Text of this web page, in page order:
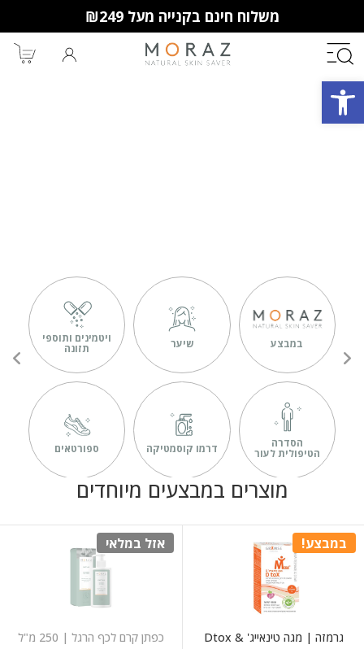
פתח סרגל נגישות
משלוח חינם בקנייה מעל ₪249
במבצע
הסדרה
הטיפולית לעור
שיער
דרמו קוסמטיקה
ויטמינים ותוספי
תזונה
ספורטאים
מוצרים במבצעים מיוחדים
במבצע!
גרמזה | מגה טינאייג' & Dtox
אזל במלאי
כפתן קרם לכף הרגל | 250 מ"ל